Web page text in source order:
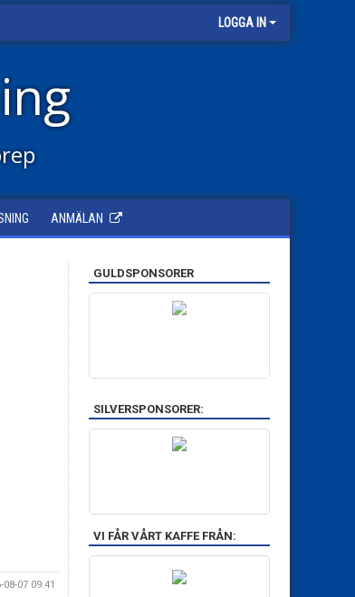
LOGGA IN
ANMÄLAN
08-07 09:41
GULDSPONSORER
SILVERSPONSORER:
VI FÅR VÅRT KAFFE FRÅN: